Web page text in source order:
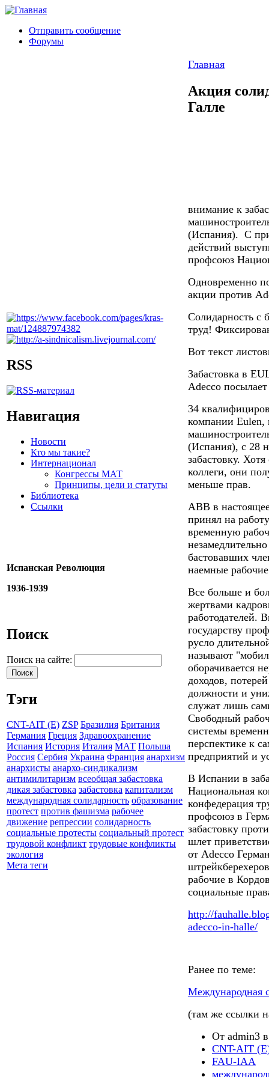
Отправить сообщение
Форумы
RSS
Навигация
Новости
Кто мы такие?
Интернационал
Конгрессы МАТ
Принципы, цели и статуты
Библиотека
Ссылки
Испанская Революция
1936-1939
Поиск
Поиск на сайте:
Тэги
CNT-AIT (E) ZSP Бразилия Британия
Германия Греция Здравоохранение
Испания История Италия МАТ Польша
Россия Сербия Украина Франция анархизм
анархисты анархо-синдикализм
антимилитаризм всеобщая забастовка
дикая забастовка забастовка капитализм
международная солидарность образование
протест против фашизма рабочее
движение репрессии солидарность
социальные протесты социальный протест
трудовой конфликт трудовые конфликты
экология
Мета теги
Главная
Акция
Галле
внимание к
(Испания). С
действий
профсоюз
Одновременно
акции против
Солидарность с
труд!
Вот текст
Забастовка в
Adecco
34
компании Eulen,
(Испания), с 28
забастовку.
коллеги, они
меньше прав.
ABB в
принял на
временную
бастовавших
наемные
Все больше и
жертвами
работодателей.
государству
русло
называют
оборачивается
доходов,
должности и
служат лишь
Свободный
системы
перспектике к
предприятий и
В Испании в
Национальная
конфедерация
профсоюз в
забастовку
шлет
от Adecco
рабочие в
социальные
http://
adecco-in-halle/
Ранее по теме:
Международная
(там же ссылки
От admin3
CNT-AIT
FAU-IAA